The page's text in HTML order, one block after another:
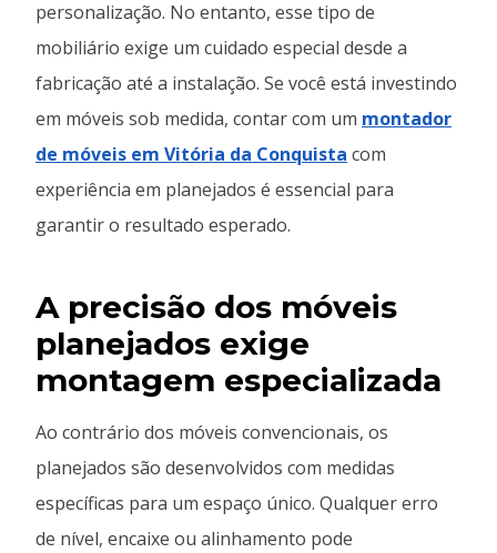
personalização. No entanto, esse tipo de
mobiliário exige um cuidado especial desde a
fabricação até a instalação. Se você está investindo
em móveis sob medida, contar com um montador
de móveis em Vitória da Conquista com
experiência em planejados é essencial para
garantir o resultado esperado.
A precisão dos móveis
planejados exige
montagem especializada
Ao contrário dos móveis convencionais, os
planejados são desenvolvidos com medidas
específicas para um espaço único. Qualquer erro
de nível, encaixe ou alinhamento pode